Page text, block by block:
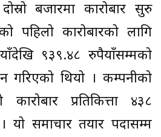
बजारमा कारोबार सुरु
पहिलो कारोबारको लागि
९३९.४८ रुपैयाँसम्मको
गरिएको थियो । कम्पनीको
प्रतिकित्ता ४३८
समाचार तयार पर्दासम्म